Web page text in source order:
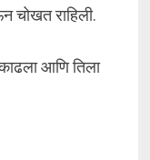
चोखत राहिली.
आणि तिला